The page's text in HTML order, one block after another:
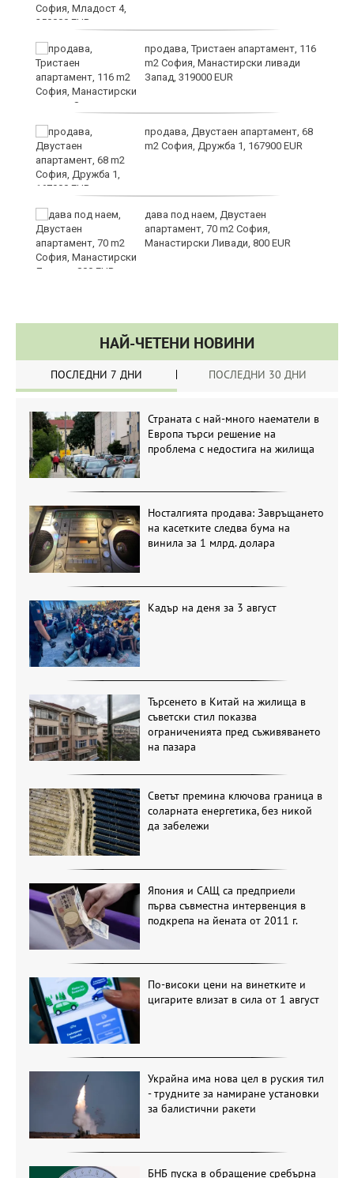
продава, Тристаен апартамент, 116
m2 София, Манастирски ливади
Запад, 319000 EUR
продава, Двустаен апартамент, 68
m2 София, Дружба 1, 167900 EUR
дава под наем, Двустаен
апартамент, 70 m2 София,
Манастирски Ливади, 800 EUR
НАЙ-ЧЕТЕНИ НОВИНИ
ПОСЛЕДНИ 7 ДНИ ПОСЛЕДНИ 30 ДНИ
Страната с най-много наематели в
Европа търси решение на
проблема с недостига на жилища
Носталгията продава: Завръщането
на касетките следва бума на
винила за 1 млрд. долара
Кадър на деня за 3 август
Търсенето в Китай на жилища в
съветски стил показва
ограниченията пред съживяването
на пазара
Светът премина ключова граница в
соларната енергетика, без никой
да забележи
Япония и САЩ са предприели
първа съвместна интервенция в
подкрепа на йената от 2011 г.
По-високи цени на винетките и
цигарите влизат в сила от 1 август
Украйна има нова цел в руския тил
- трудните за намиране установки
за балистични ракети
БНБ пуска в обращение сребърна